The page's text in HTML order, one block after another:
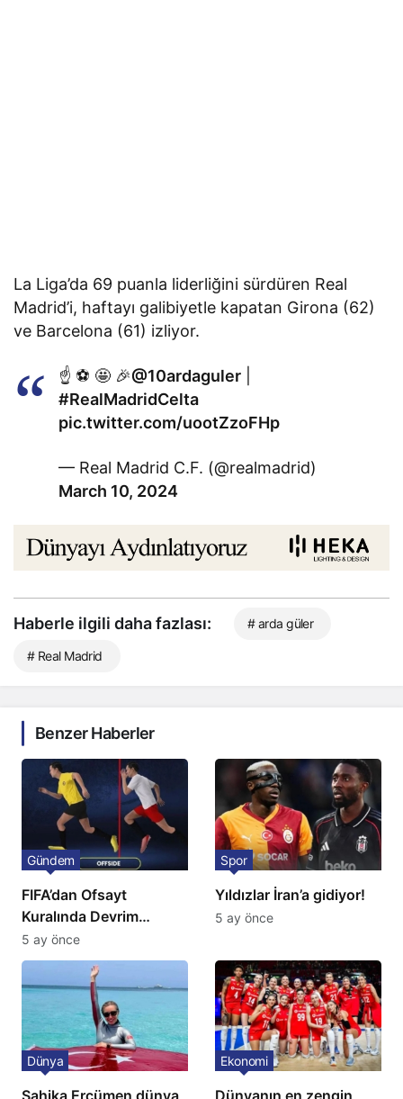
La Liga’da 69 puanla liderliğini sürdüren Real
Madrid’i, haftayı galibiyetle kapatan Girona (62)
ve Barcelona (61) izliyor.
☝️ ⚽ 🤩 🎉@10ardaguler
#RealMadridCelta
pic.twitter.com/uootZzoFHp
— Real Madrid C.F. (@realmadrid)
March 10, 2024
Haberle ilgili daha fazlası: # arda güler
# Real Madrid
Benzer Haberler
FIFA’dan Ofsayt
Kuralında Devrim
Niteliğinde Onay
Gündem
5 ay önce
Yıldızlar İran’a gidiyor!
Spor
5 ay önce
Şahika Ercümen dünya
Dünya
Dünyanın en zengin
Ekonomi